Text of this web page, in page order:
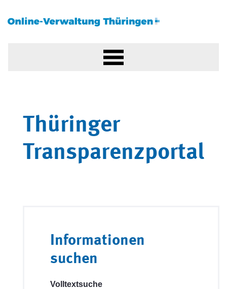
Thüringer
Transparenzportal
Informationen
suchen
Volltextsuche